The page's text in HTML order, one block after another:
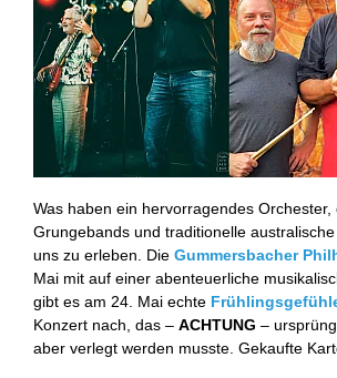
Was haben ein hervorragendes
Grungebands und traditionelle
uns zu erleben. Die Gummersbacher
Mai mit auf einer abenteuerliche
gibt es am 24. Mai echte
Konzert nach, das – ACHTUNG –
aber verlegt werden musste. Gekaufte